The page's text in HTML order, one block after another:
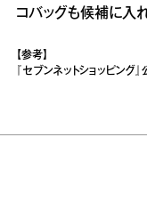
コバッグも候補に入
【参考】
『セブンネットショッピング